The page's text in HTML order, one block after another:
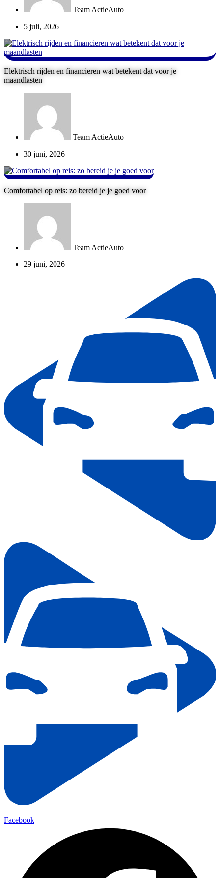
Team ActieAuto
5 juli, 2026
Elektrisch rijden en financieren wat betekent dat voor je
maandlasten
Team ActieAuto
30 juni, 2026
Comfortabel op reis: zo bereid je je goed voor
Team ActieAuto
29 juni, 2026
Facebook